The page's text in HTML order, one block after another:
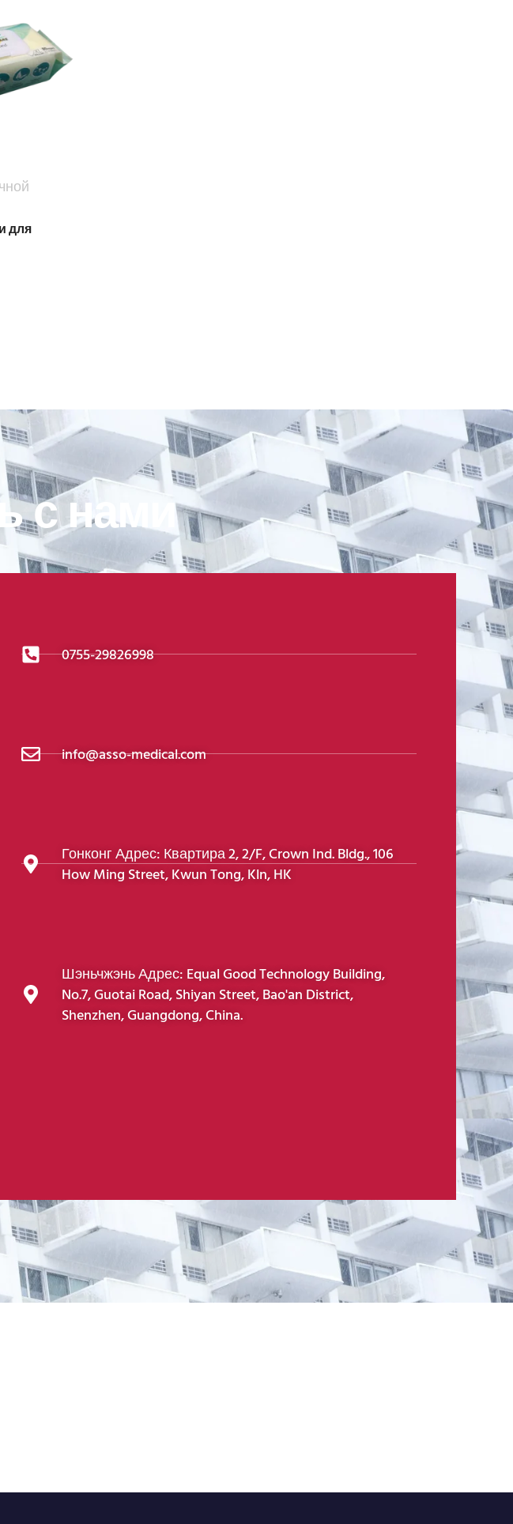
для
с нами
0755-29826998
info@asso-medical.com
Гонконг Адрес: Квартира 2, 2/F, Crown Ind. Bldg., 106
How Ming Street, Kwun Tong, Kln, HK
Шэньчжэнь Адрес: Equal Good Technology Building,
No.7, Guotai Road, Shiyan Street, Bao'an District,
Shenzhen, Guangdong, China.